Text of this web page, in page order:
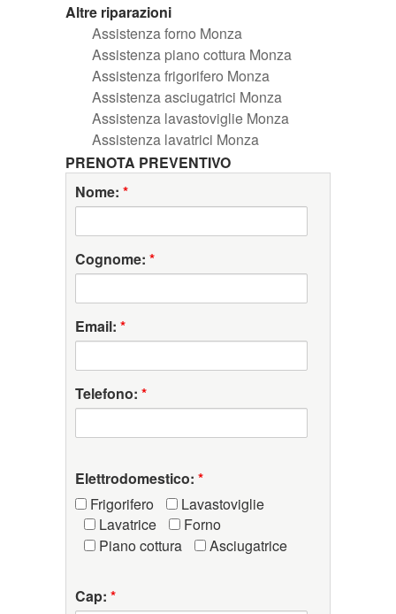
Altre riparazioni
Assistenza forno Monza
Assistenza piano cottura Monza
Assistenza frigorifero Monza
Assistenza asciugatrici Monza
Assistenza lavastoviglie Monza
Assistenza lavatrici Monza
PRENOTA PREVENTIVO
Nome: *
Cognome: *
Email: *
Telefono: *
Elettrodomestico: *
Frigorifero
Lavastoviglie
Lavatrice
Forno
Piano cottura
Asciugatrice
Cap: *